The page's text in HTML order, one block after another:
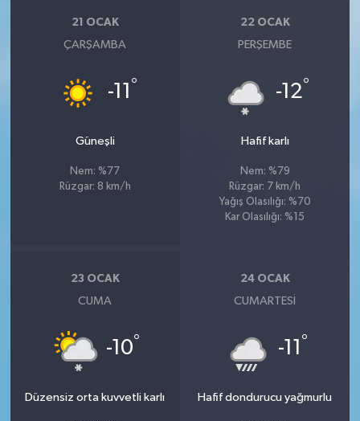
21 OCAK
ÇARŞAMBA
-11 °
Güneşli
Nem: %77
Rüzgar: 8 km/h
22 OCAK
PERŞEMBE
-12°
Hafif karlı
Nem: %79
Rüzgar: 7 km/h
Yağış Olasılığı: %70
Kar Olasılığı: %15
23 OCAK
CUMA
-10°
Düzensiz orta kuvvetli karlı
24 OCAK
CUMARTESI
-11 °
Hafif dondurucu yağmurlu